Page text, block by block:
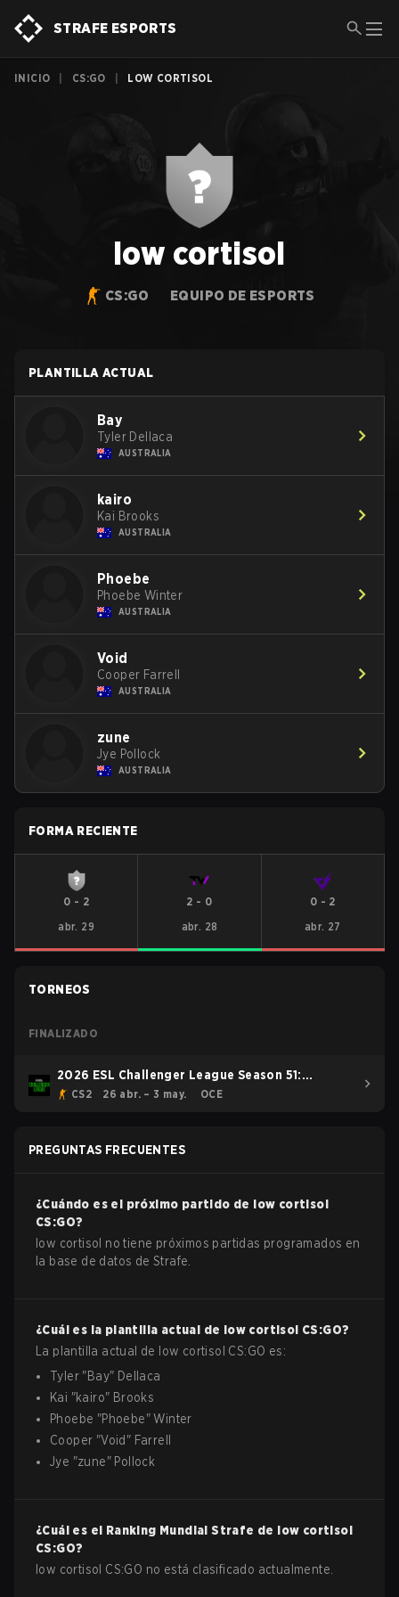
STRAFE ESPORTS
INICIO CS:GO LOW CORTISOL
low cortisol
CS:GO EQUIPO DE ESPORTS
PLANTILLA ACTUAL
Bay
Tyler Dellaca
AUSTRALIA
kairo
Kai Brooks
AUSTRALIA
Phoebe
Phoebe Winter
AUSTRALIA
Void
Cooper Farrell
AUSTRALIA
zune
Jye Pollock
AUSTRALIA
FORMA RECIENTE
0 - 2
abr. 29
2 - 0
abr. 28
0 - 2
abr. 27
TORNEOS
FINALIZADO
2026 ESL Challenger League Season 51:
Oceania - Cup #4
CS2 26 abr. – 3 may. OCE
PREGUNTAS FRECUENTES
¿Cuándo es el próximo partido de low cortisol
CS:GO?
low cortisol no tiene próximos partidas programados en
la base de datos de Strafe.
¿Cuál es la plantilla actual de low cortisol CS:GO?
La plantilla actual de
low cortisol CS:GO es:
Tyler "Bay" Dellaca
Kai "kairo" Brooks
Phoebe "Phoebe"Winter
Cooper "Void " Farrell
Jye "zune" Pollock
¿Cuál es el Ranking Mundial Strafe de low cortisol
CS:GO?
low cortisol CS:GO no está clasificado actualmente.